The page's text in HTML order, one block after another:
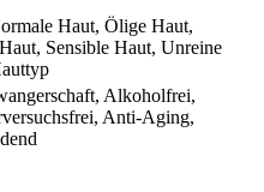
Haut, Ölige Haut,
Sensible Haut, Unreine
Alkoholfrei,
Anti-Aging,